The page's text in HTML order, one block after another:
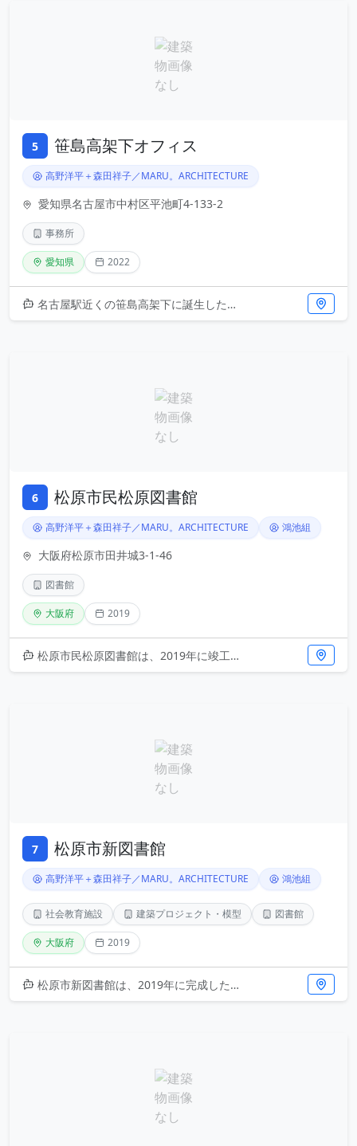
5 笹島高架下オフィス
高野洋平＋森田祥子／MARU。ARCHITECTURE
愛知県名古屋市中村区平池町4-133-2
事務所
愛知県 2022
名古屋駅近くの笹島高架下に誕生した、都市の未利用空間を有効活用した事務所です。MARU。ARCHITECTUREによる設
6 松原市民松原図書館
高野洋平＋森田祥子／MARU。ARCHITECTURE 鴻池組
大阪府松原市田井城3-1-46
図書館
大阪府 2019
松原市民松原図書館は、2019年に竣工した現代的な図書館施設です。設計はMALU。ARCHITECTUREの高野洋平と森
7 松原市新図書館
高野洋平＋森田祥子／MARU。ARCHITECTURE 鴻池組
社会教育施設 建築プロジェクト・模型 図書館
大阪府 2019
松原市新図書館は、2019年に完成した現代建築の傑作です。設計はMAU。ARCHITECTUREの高野洋平と森田祥子が担